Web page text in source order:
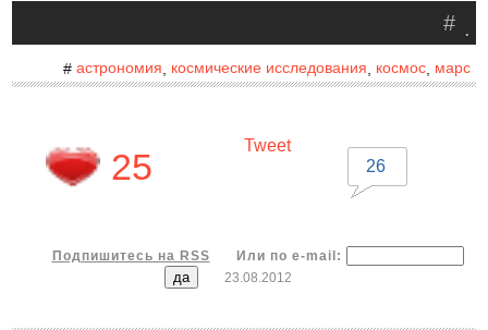
.
#
# астрономия космические исследования космос, марс
25
Tweet
26
Подпишитесь на RSS
Или по e-mail:
23.08.2012